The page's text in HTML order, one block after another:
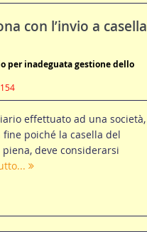
con l’invio a casella
per inadeguata gestione dello
effettuato ad una società,
poiché la casella del
deve considerarsi